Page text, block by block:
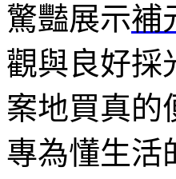
驚豔展示補
觀與良好採
案地買真的
專為懂生活